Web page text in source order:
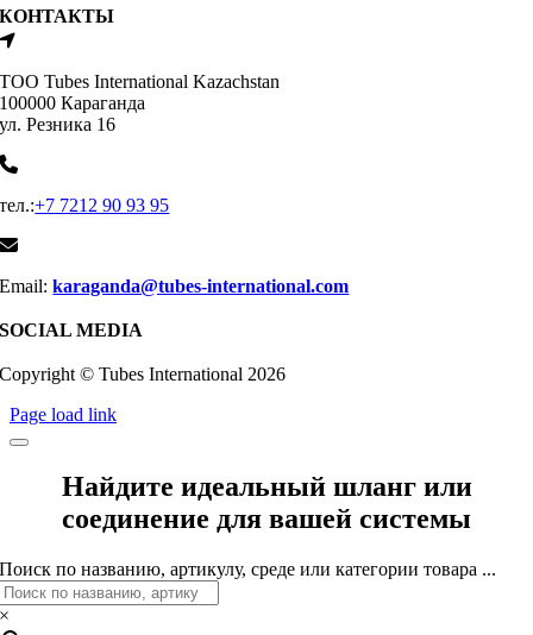
КОНТАКТЫ
ТОО Tubes International Kazachstan
100000 Караганда
ул. Резника 16
тел.:+7 7212 90 93 95
Email:karaganda@tubes-international.com
SOCIAL MEDIA
Copyright © Tubes International 2026
Page load link
Найдите идеальный шланг или
соединение для вашей системы
Поиск по названию, артикулу, среде или категории товара ...
×